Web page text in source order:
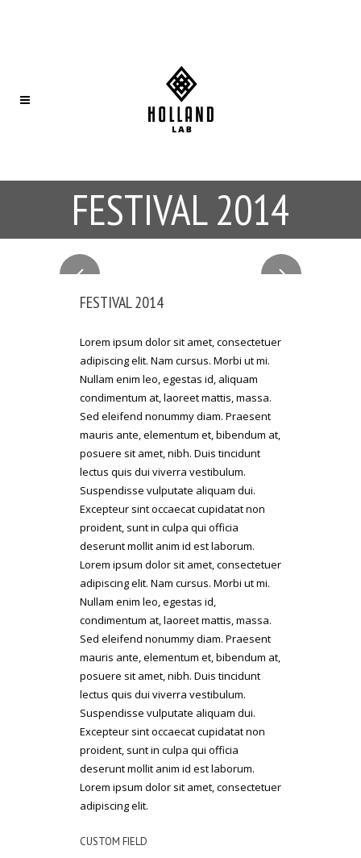
FESTIVAL 2014
FESTIVAL 2014
Lorem ipsum dolor sit amet, consectetuer
adipiscing elit. Nam cursus. Morbi ut mi.
Nullam enim leo, egestas id, aliquam
condimentum at, laoreet mattis, massa.
Sed eleifend nonummy diam. Praesent
mauris ante, elementum et, bibendum at,
posuere sit amet, nibh. Duis tincidunt
lectus quis dui viverra vestibulum.
Suspendisse vulputate aliquam dui.
Excepteur sint occaecat cupidatat non
proident, sunt in culpa qui officia
deserunt mollit anim id est laborum.
Lorem ipsum dolor sit amet, consectetuer
adipiscing elit. Nam cursus. Morbi ut mi.
Nullam enim leo, egestas id,
condimentum at, laoreet mattis, massa.
Sed eleifend nonummy diam. Praesent
mauris ante, elementum et, bibendum at,
posuere sit amet, nibh. Duis tincidunt
lectus quis dui viverra vestibulum.
Suspendisse vulputate aliquam dui.
Excepteur sint occaecat cupidatat non
proident, sunt in culpa qui officia
deserunt mollit anim id est laborum.
Lorem ipsum dolor sit amet, consectetuer
adipiscing elit.
CUSTOM FIELD